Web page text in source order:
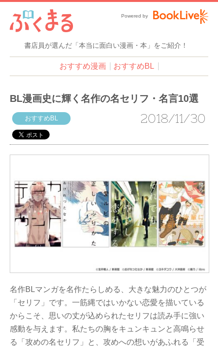
書店員が選んだ「本当に面白い漫画・本」をご紹介！
Powered by
おすすめ漫画 おすすめBL
BL漫画史に輝く名作の名セリフ・名言10選
おすすめBL 2018/11/30
名作BLマンガを名作たらしめる、大きな魅力のひとつが
「セリフ」です。一筋縄ではいかない恋愛を描いている
からこそ、思いの丈が込められたセリフは読み手に強い
感動を与えます。私たちの胸をキュンキュンと高鳴らせ
る「攻めの名セリフ」と、攻めへの想いがあふれる「受